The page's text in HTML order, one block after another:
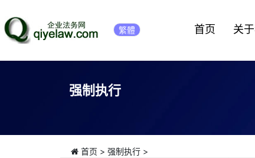
繁體 首页 关
强制执行
首页 > 强制执行>